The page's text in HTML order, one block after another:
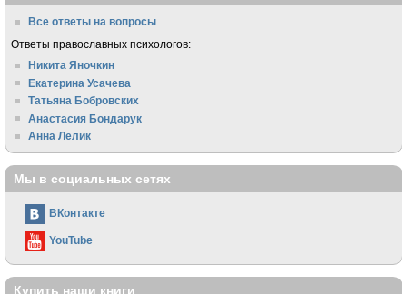
Все ответы на вопросы
Ответы православных психологов:
Никита Яночкин
Екатерина Усачева
Татьяна Бобровских
Анастасия Бондарук
Анна Лелик
Мы в социальных сетях
ВКонтакте
YouTube
Купить наши книги